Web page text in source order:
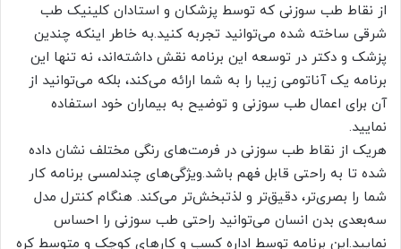
از نقاط طب سوزنی که توسط پزشکان و استادان کلینیک طب
شرقی ساخته شده می‌توانید تجربه کنید.به خاطر اینکه چندین
پزشک و دکتر در توسعه این برنامه نقش داشته‌اند، نه تنها این
برنامه یک آناتومی زیبا را به شما ارائه می‌کند، بلکه می‌توانید از
آن برای اعمال طب سوزنی و توضیح به بیماران خود استفاده
نمایید.
هریک از نقاط طب سوزنی در فرمت‌های رنگی مختلف نشان داده
شده تا به راحتی قابل فهم باشد.ویژگی‌های چندلمسی برنامه کار
شما را بصری‌تر، دقیق‌تر و لذتبخش‌تر می‌کند. هنگام کنترل مدل
سه‌بعدی بدن انسان می‌توانید راحتی طب سوزنی را احساس
نمایید.این برنامه توسط اداره کسب و کار‌های کوچک و متوسط کره